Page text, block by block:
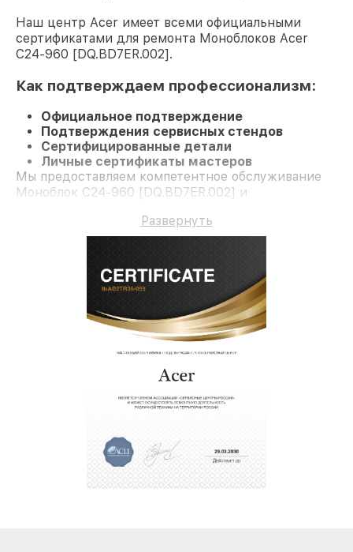
Наш центр Acer имеет всеми официальными
сертификатами для ремонта Моноблоков Acer
C24-960 [DQ.BD7ER.002].
Как подтверждаем профессионализм:
Официальное подтверждение
Подтверждения сервисных стендов
Сертифицированные детали
Личные сертификаты мастеров
Мы предоставляем компетентное обслуживание
Моноблок C24-960 [DQ.BD7ER.002] и
Развернуть